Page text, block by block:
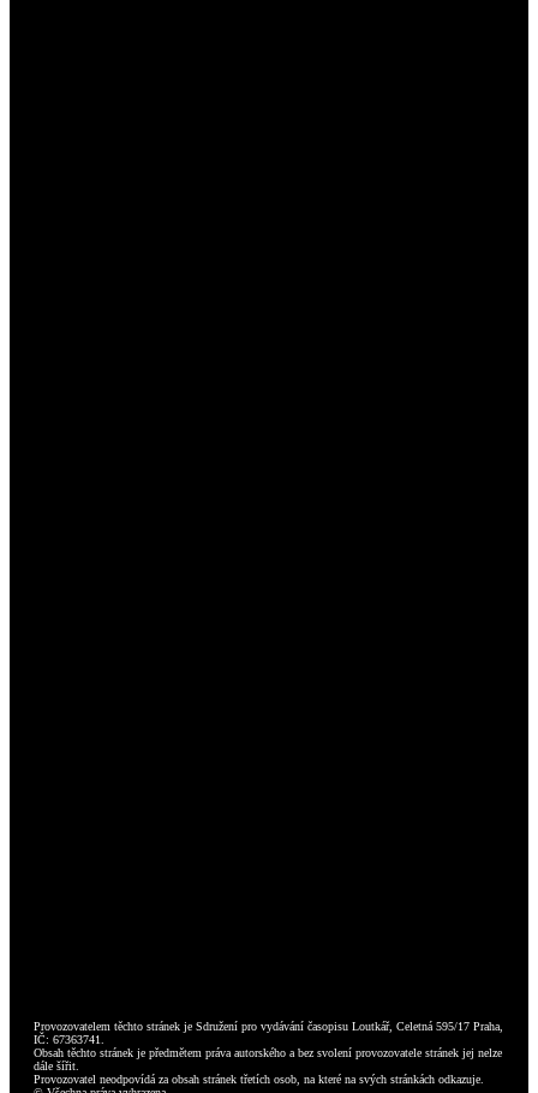
Provozovatelem těchto stránek je Sdružení pro vydávání časopisu Loutkář, Celetná 595/17 Praha,
IČ: 67363741.
Obsah těchto stránek je předmětem práva autorského a bez svolení provozovatele stránek jej nelze
dále šířit.
Provozovatel neodpovídá za obsah stránek třetích osob, na které na svých stránkách odkazuje.